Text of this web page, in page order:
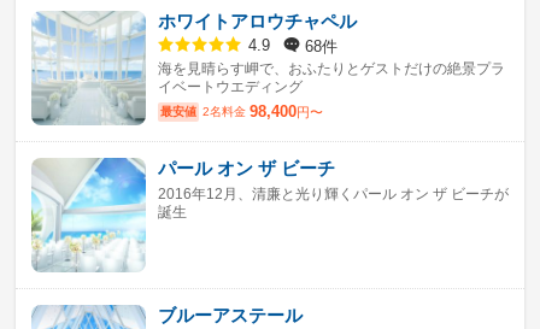
ホワイトアロウチャペル
4.9 68件
海を見晴らす岬で、おふたりとゲストだけの絶景プラ
イベートウエディング
最安値 2名料金 98,400円〜
パール オン ザ ビーチ
2016年12月、清廉と光り輝くパール オン ザ ビーチが
誕生
ブルーアステール